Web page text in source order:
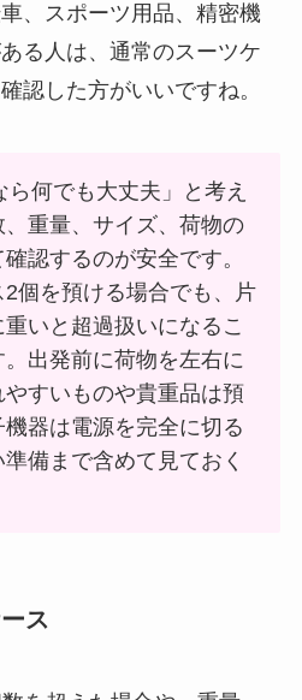
、スポーツ用品、精密機
る人は、通常のスーツケ
認した方がいいですね。
ら何でも大丈夫」と考え
、重量、サイズ、荷物の
認するのが安全です。
2個を預ける場合でも、片
いと超過扱いになるこ
。出発前に荷物を左右に
すいものや貴重品は預
器は電源を完全に切る
備まで含めて見ておく
ス